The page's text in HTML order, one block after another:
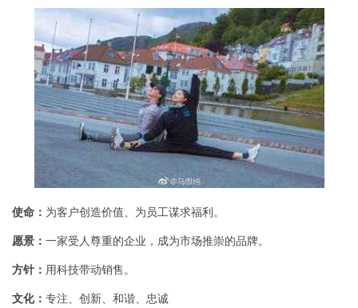
使命： 为客户创造价值、为员工谋求福利。
愿景： 一家受人尊重的企业，成为市场推崇的品牌。
方针： 用科技带动销售。
文化： 专注、创新、和谐、忠诚